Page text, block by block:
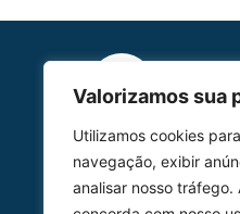
Valorizamos sua
Utilizamos cookies
navegação, exibir
analisar nosso tráfego.
HOMOLGAÇÃO
COM 2109-02/